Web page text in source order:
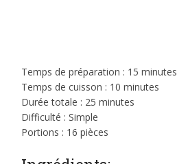
Temps de préparation : 15 minutes
Temps de cuisson : 10 minutes
Durée totale : 25 minutes
Difficulté : Simple
Portions : 16 pièces